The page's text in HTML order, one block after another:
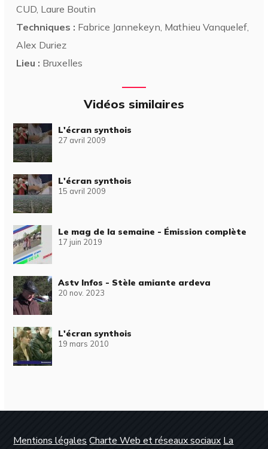
CUD, Laure Boutin
Techniques : Fabrice Jannekeyn, Mathieu Vanquelef,
Alex Duriez
Lieu : Bruxelles
Vidéos similaires
L'écran synthois
27 avril 2009
L'écran synthois
15 avril 2009
Le mag de la semaine - Émission complète
17 juin 2019
Astv Infos - Stèle amiante ardeva
20 nov. 2023
L'écran synthois
19 mars 2010
Mentions légales Charte Web et réseaux sociaux La